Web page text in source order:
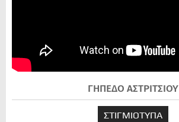
ΓΗΠΕΔΟ ΑΣΤΡΙΤΣΙΟΥ
ΣΤΙΓΜΙΟΤΥΠΑ